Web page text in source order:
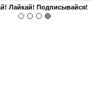
Лайкай! Подписывайся!